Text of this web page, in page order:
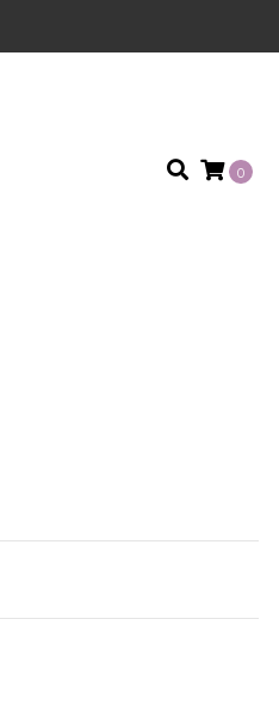
0